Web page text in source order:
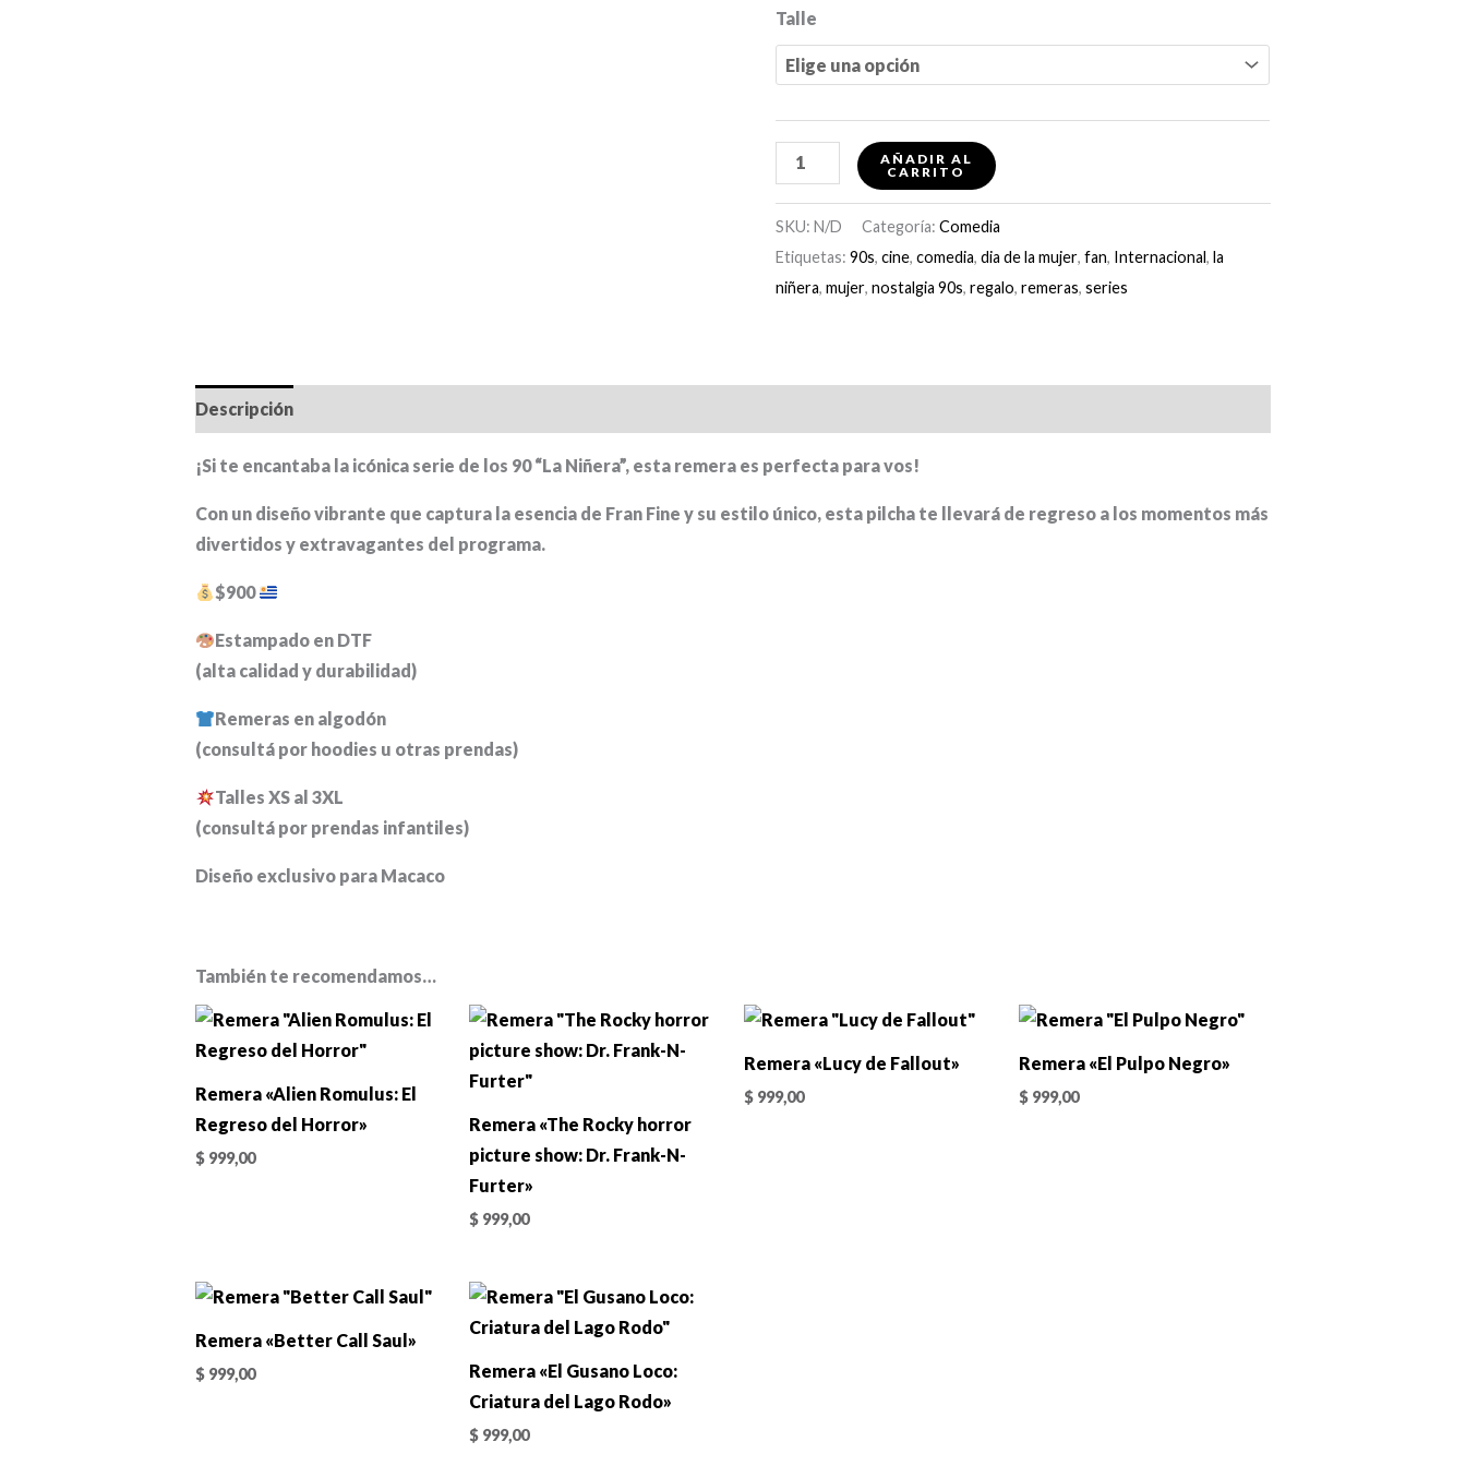
Talle
Remera
"La
Niñera"
cantidad
AÑADIR AL
CARRITO
SKU:N/D Categoría:Comedia
Etiquetas:90s,cine,comedia,dia de la mujer,fan, Internacional,la
niñera,mujer,nostalgia 90s,regalo,remeras,series
Descripción
¡Si te encantaba la icónica serie de los 90 “La Niñera”, esta remera es perfecta para vos!
Con un diseño vibrante que captura la esencia de Fran Fine y su estilo único, esta pilcha te llevará de regreso a los momentos más
divertidos y extravagantes del programa.
$900
Estampado en DTF
(alta calidad y durabilidad)
Remeras en algodón
(consultá por hoodies u otras prendas)
Talles XS al 3XL
(consultá por prendas infantiles)
Diseño exclusivo para Macaco
También te recomendamos…
Remera «Alien Romulus: El
Regreso del Horror»
$999,00
Remera «The Rocky horror
picture show: Dr. Frank-N-
Furter»
$ 999,00
Remera «Lucy de Fallout»
$ 999,00
Remera «El Pulpo Negro»
$999,00
Remera «Better Call Saul»
$999,00
Remera «El Gusano Loco:
Criatura del Lago Rodo»
$ 999,00